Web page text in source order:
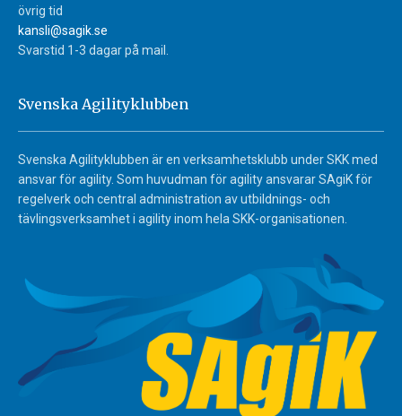
övrig tid
kansli@sagik.se
Svarstid 1-3 dagar på mail.
Svenska Agilityklubben
Svenska Agilityklubben är en verksamhetsklubb under SKK med
ansvar för agility. Som huvudman för agility ansvarar SAgiK för
regelverk och central administration av utbildnings- och
tävlingsverksamhet i agility inom hela SKK-organisationen.